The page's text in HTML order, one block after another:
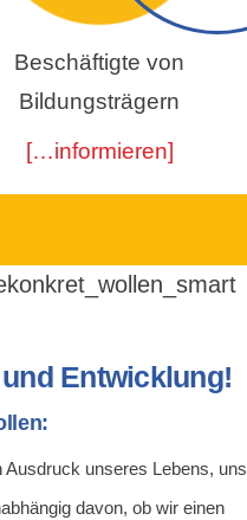
Beschäftigte von
Bildungsträgern
[…informieren]
Entwicklung!
Ausdruck unseres Lebens,
davon, ob wir einen